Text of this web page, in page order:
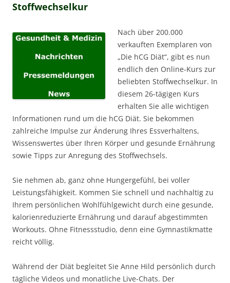
Stoffwechselkur
Nach über 200.000
verkauften Exemplaren von
„Die hCG Diät“, gibt es nun
endlich den Online-Kurs zur
beliebten Stoffwechselkur. In
diesem 26-tägigen Kurs
erhalten Sie alle wichtigen
Informationen rund um die hCG Diät. Sie bekommen
zahlreiche Impulse zur Änderung Ihres Essverhaltens,
Wissenswertes über Ihren Körper und gesunde Ernährung
sowie Tipps zur Anregung des Stoffwechsels.
Sie nehmen ab, ganz ohne Hungergefühl, bei voller
Leistungsfähigkeit. Kommen Sie schnell und nachhaltig zu
Ihrem persönlichen Wohlfühlgewicht durch eine gesunde,
kalorienreduzierte Ernährung und darauf abgestimmten
Workouts. Ohne Fitnessstudio, denn eine Gymnastikmatte
reicht völlig.
Während der Diät begleitet Sie Anne Hild persönlich durch
tägliche Videos und monatliche Live-Chats. Der